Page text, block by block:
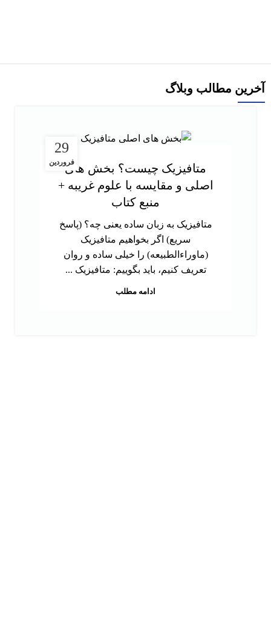
آخرین مطالب وبلاگ
29
فروردینمتافیزیک چیست؟ بخش های
اصلی و مقایسه با علوم غریبه +
منبع کتاب
متافیزیک به زبان ساده یعنی چه؟ (پاسخ
سریع) اگر بخواهیم متافیزیک
(ماوراءالطبیعه) را خیلی ساده و روان
تعریف کنیم، باید بگوییم: متافیزیک ...
ادامه مطلب